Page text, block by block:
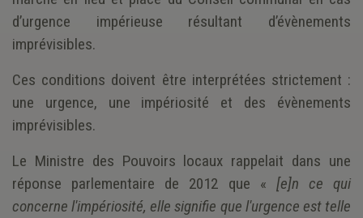
d’urgence impérieuse résultant d’évènements
imprévisibles.
Ces conditions doivent être interprétées strictement :
une urgence, une impériosité et des évènements
imprévisibles.
Le Ministre des Pouvoirs locaux rappelait dans une
réponse parlementaire de 2012 que « [e]n ce qui
concerne l'impériosité, elle signifie que l'urgence est telle